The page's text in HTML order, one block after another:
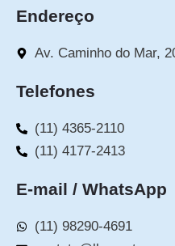
Endereço
Av. Caminho do Mar,
Telefones
(11) 4365-2110
(11) 4177-2413
E-mail / WhatsApp
(11) 98290-4691